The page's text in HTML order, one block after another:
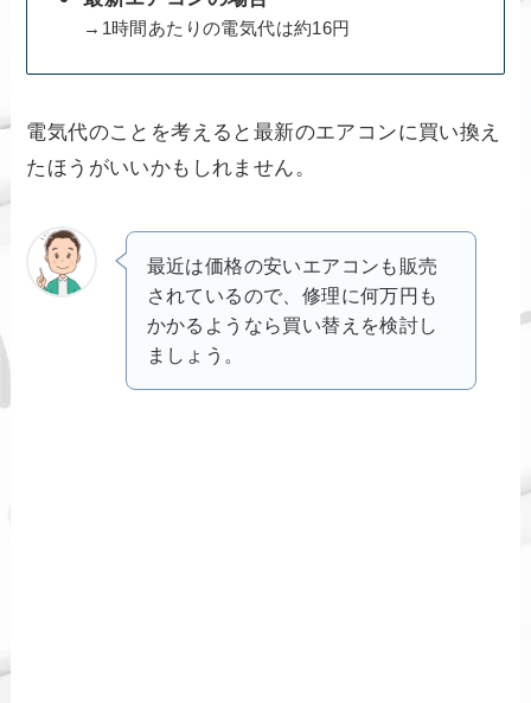
→1時間あたりの電気代は約16円
電気代のことを考えると最新のエアコンに買い換え
たほうがいいかもしれません。
最近は価格の安いエアコンも販売
されているので、修理に何万円も
かかるようなら買い替えを検討し
ましょう。